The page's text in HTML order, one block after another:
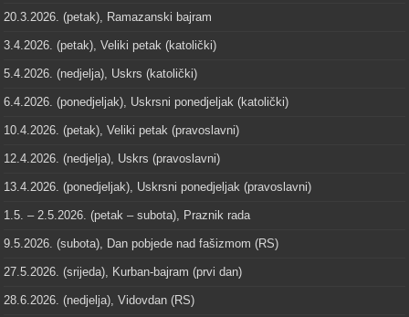
20.3.2026. (petak), Ramazanski bajram
3.4.2026. (petak), Veliki petak (katolički)
5.4.2026. (nedjelja), Uskrs (katolički)
6.4.2026. (ponedjeljak), Uskrsni ponedjeljak (katolički)
10.4.2026. (petak), Veliki petak (pravoslavni)
12.4.2026. (nedjelja), Uskrs (pravoslavni)
13.4.2026. (ponedjeljak), Uskrsni ponedjeljak (pravoslavni)
1.5. – 2.5.2026. (petak – subota), Praznik rada
9.5.2026. (subota), Dan pobjede nad fašizmom (RS)
27.5.2026. (srijeda), Kurban-bajram (prvi dan)
28.6.2026. (nedjelja), Vidovdan (RS)